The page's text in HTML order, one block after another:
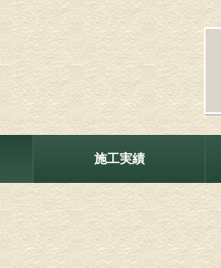
施工実績